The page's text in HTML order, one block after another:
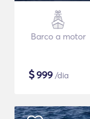
Barco a motor
$999 /dia